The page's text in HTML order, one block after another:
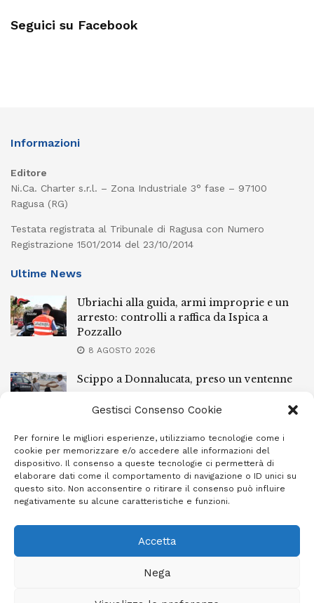
Gestisci Consenso Cookie
Per fornire le migliori esperienze, utilizziamo tecnologie come i
cookie per memorizzare e/o accedere alle informazioni del
dispositivo. Il consenso a queste tecnologie ci permetterà di
elaborare dati come il comportamento di navigazione o ID unici su
questo sito. Non acconsentire o ritirare il consenso può influire
negativamente su alcune caratteristiche e funzioni.
Accetta
Nega
Seguici su Facebook
Informazioni
Editore
Ni.Ca. Charter s.r.l. – Zona Industriale 3° fase – 97100
Ragusa (RG)
Testata registrata al Tribunale di Ragusa con Numero
Registrazione 1501/2014 del 23/10/2014
Ultime News
Ubriachi alla guida, armi improprie e un
arresto: controlli a raffica da Ispica a
Pozzallo
8 AGOSTO 2026
Scippo a Donnalucata, preso un ventenne
8 AGOSTO 2026
Ragusa, arrestato perché non rispettava le
prescrizioni di stare lontano dalla casa
familiare
7 AGOSTO 2026